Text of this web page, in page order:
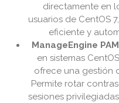
directamente en
usuarios de CentOS
eficiente y
ManageEngine
en sistemas
ofrece una gestión
Permite rotar
sesiones